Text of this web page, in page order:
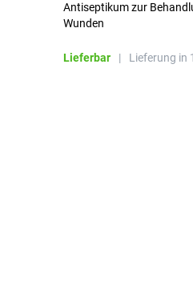
Antiseptikum zur
Wunden
Lieferbar | Lieferung in